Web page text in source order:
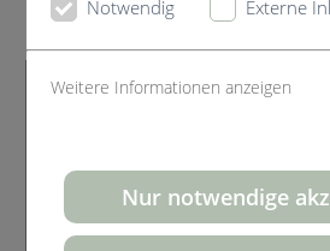
Notwendig Externe
Weitere Informationen anzeigen
Nur notwendige